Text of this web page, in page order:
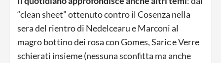
“clean sheet” ottenuto contro il Cosenza nella
sera del rientro di Nedelcearu e Marconi al
magro bottino dei rosa con Gomes, Saric e Verre
schierati insieme (nessuna sconfitta ma anche